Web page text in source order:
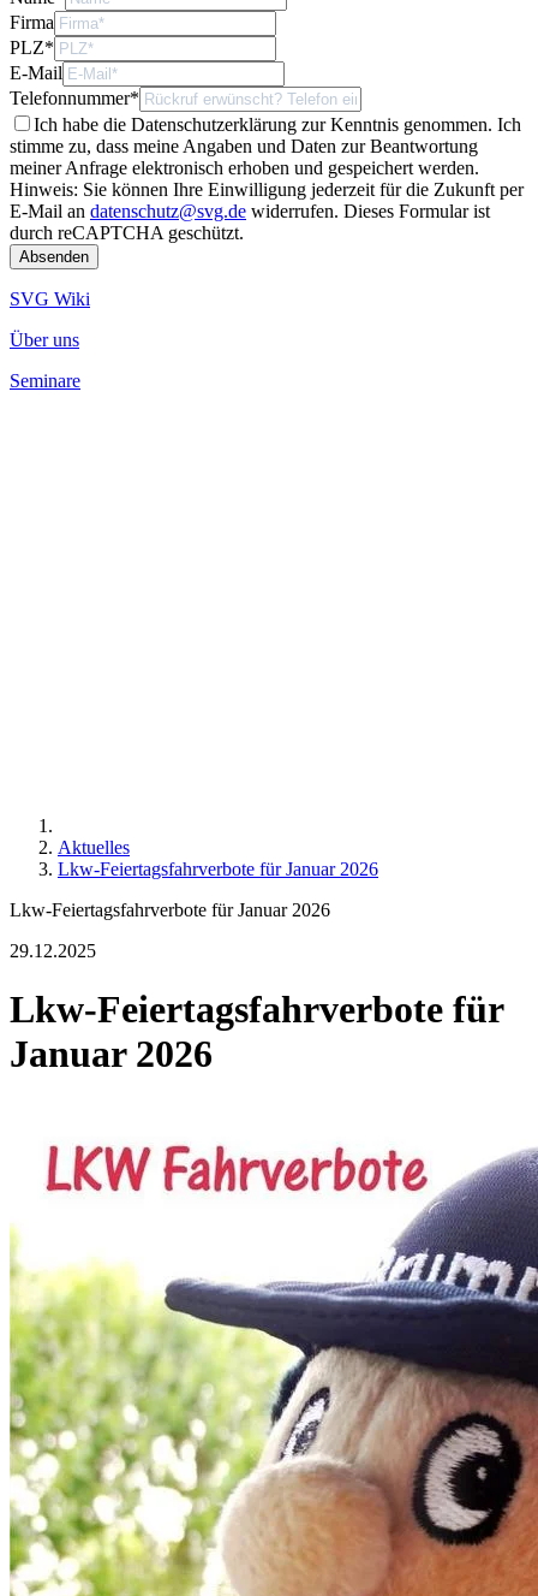
Firma
PLZ*
E-Mail
Telefonnummer*
Ich habe die Datenschutzerklärung zur Kenntnis genommen. Ich
stimme zu, dass meine Angaben und Daten zur Beantwortung
meiner Anfrage elektronisch erhoben und gespeichert werden.
Hinweis: Sie können Ihre Einwilligung jederzeit für die Zukunft per
E-Mail an datenschutz@svg.de widerrufen. Dieses Formular ist
durch reCAPTCHA geschützt.
SVG Wiki
Über uns
Seminare
Aktuelles
Lkw-Feiertagsfahrverbote für Januar 2026
Lkw-Feiertagsfahrverbote für Januar 2026
29.12.2025
Lkw-Feiertagsfahrverbote für
Januar 2026